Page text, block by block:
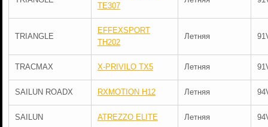
TE307
TRIANGLE
EFFEXSPORT
TH202
Летняя
TRACMAX X-PRIVILO TX5 Летняя
SAILUN ROADX RXMOTION H12 Летняя
SAILUN ATREZZO ELITE Летняя